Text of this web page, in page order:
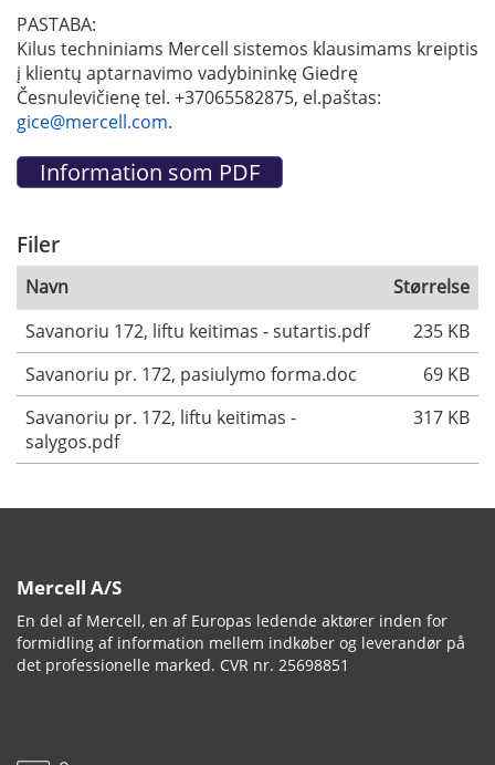
PASTABA:
Kilus techniniams Mercell sistemos klausimams kreiptis
į klientų aptarnavimo vadybininkę Giedrę
Česnulevičienę tel. +37065582875, el.paštas:
gice@mercell.com.
Filer
Navn
Størrelse
Savanoriu 172, liftu keitimas - sutartis.pdf
235 KB
Savanoriu pr. 172, pasiulymo forma.doc
69 KB
Savanoriu pr. 172, liftu keitimas -
salygos.pdf
317 KB
Mercell A/S
En del af Mercell, en af Europas ledende aktører inden for
formidling af information mellem indkøber og leverandør på
det professionelle marked. CVR nr. 25698851